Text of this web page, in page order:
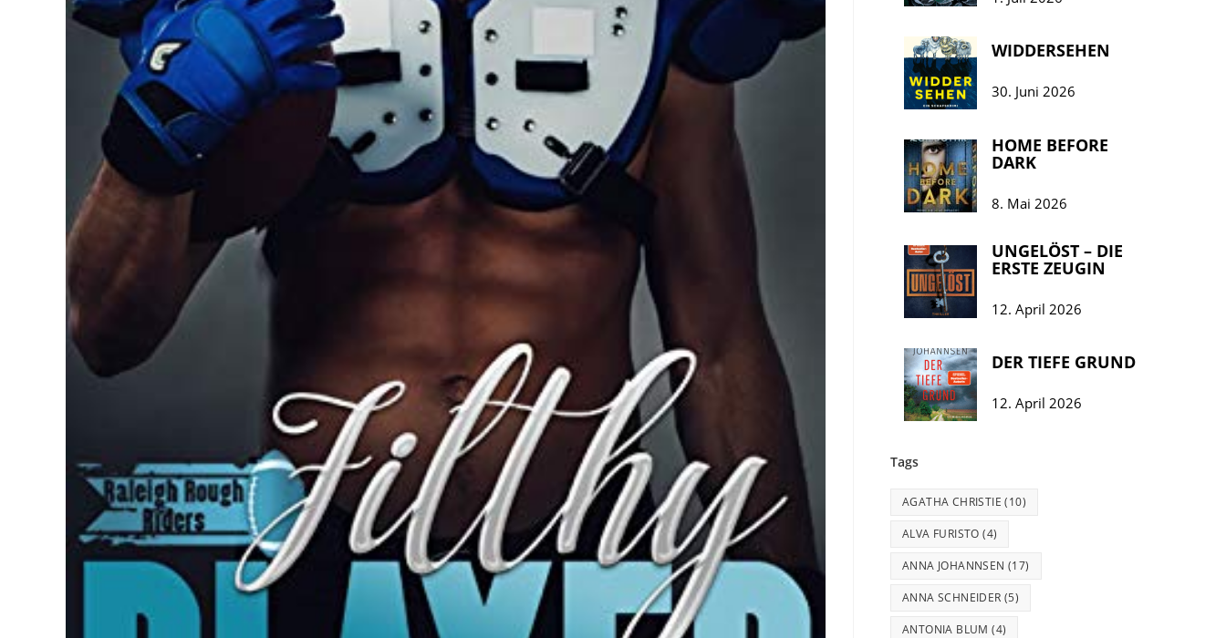
WIDDERSEHEN
30. Juni 2026
HOME BEFORE
DARK
8. Mai 2026
UNGELÖST – DIE
ERSTE ZEUGIN
12. April 2026
DER TIEFE GRUND
12. April 2026
Tags
AGATHA CHRISTIE (10)
ALVA FURISTO (4)
ANNA JOHANNSEN (17)
ANNA SCHNEIDER (5)
ANTONIA BLUM (4)